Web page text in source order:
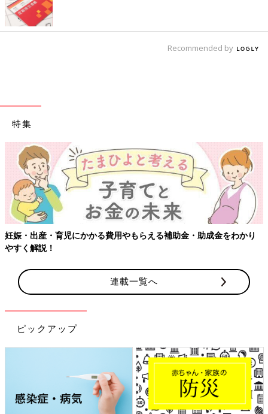
Recommended by
特集
妊娠・出産・育児にかかる費用やもらえる補助金・助成金をわかり
やすく解説！
連載一覧へ
ピックアップ